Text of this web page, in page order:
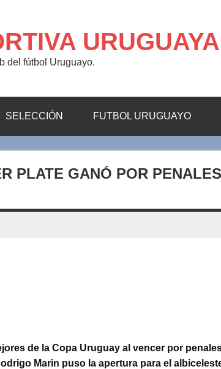
URUGUAYA
del fútbol Uruguayo.
SELECCIÓN FUTBOL URUGUAYO
PLATE GANÓ POR
de la Copa Uruguay al vencer por
Marin puso la apertura para el